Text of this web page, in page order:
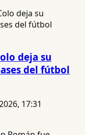
deja su
del fútbol
17:31